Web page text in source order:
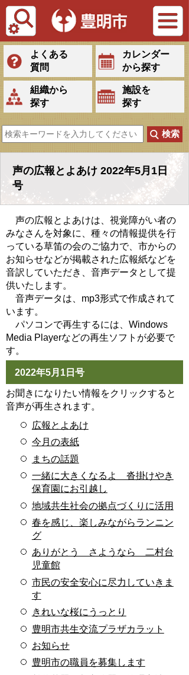
Tiếng Việt
よくある
質問
カレンダー
から探す
組織から
探す
施設を
探す
声の広報とよあけ 2022年5月1日
号
声の広報とよあけは、視覚障がい者の
みなさんを対象に、種々の情報提供を行
っている草笛の会のご協力で、市からの
お知らせなどが掲載された広報紙などを
音訳していただき、音声データとして提
供いたします。
音声データは、mp3形式で作成されて
います。
パソコンで再生するには、Windows
Media Playerなどの再生ソフトが必要で
す。
2022年5月1日号
お聞きになりたい情報をクリックすると
音声が再生されます。
広報とよあけ
今月の表紙
まちの話題
一緒に大きくなるよ 沓掛けやき
保育園にお引越し
地域共生社会の拠点づくりに活用
春を感じ、楽しみながらランニン
グ
ありがとう さようなら 二村台
児童館
市民の安全安心に尽力していきま
す
きれいな桜にうっとり
豊明市共生交流プラザカラット
お知らせ
豊明市の職員を募集します